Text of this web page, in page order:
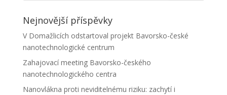
Nejnovější příspěvky
V Domažlicích odstartoval projekt Bavorsko-české
nanotechnologické centrum
Zahajovací meeting Bavorsko-českého
nanotechnologického centra
Nanovlákna proti neviditelnému riziku: zachytí i